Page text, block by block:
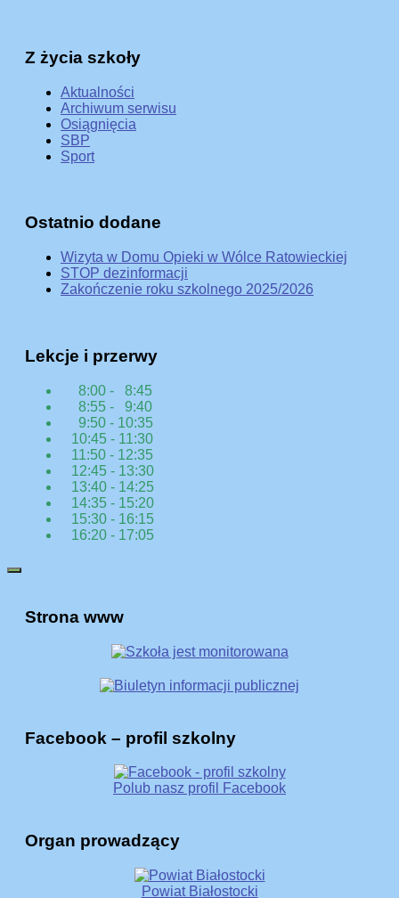
Z życia szkoły
Aktualności
Archiwum serwisu
Osiągnięcia
SBP
Sport
Ostatnio dodane
Wizyta w Domu Opieki w Wólce Ratowieckiej
STOP dezinformacji
Zakończenie roku szkolnego 2025/2026
Lekcje i przerwy
8:00 - 8:45
8:55 - 9:40
9:50 - 10:35
10:45 - 11:30
11:50 - 12:35
12:45 - 13:30
13:40 - 14:25
14:35 - 15:20
15:30 - 16:15
16:20 - 17:05
Strona www
Facebook – profil szkolny
Polub nasz profil Facebook
Organ prowadzący
Powiat Białostocki